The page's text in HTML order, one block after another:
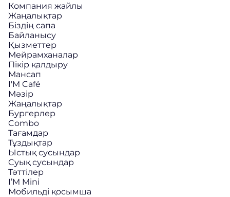
Компания жайлы
Жаңалықтар
Біздің сапа
Байланысу
Қызметтер
Мейрамханалар
Пікір қалдыру
Мансап
I'M Café
Мәзір
Жаңалықтар
Бургерлер
Combo
Тағамдар
Тұздықтар
Ыстық сусындар
Cуық сусындар
Тәттілер
I’M Mini
Мобильді қосымша